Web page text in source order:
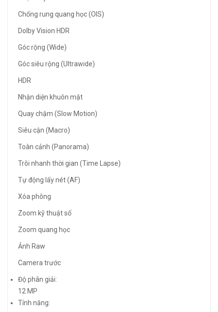
Chống rung quang học (OIS)
Dolby Vision HDR
Góc rộng (Wide)
Góc siêu rộng (Ultrawide)
HDR
Nhận diện khuôn mặt
Quay chậm (Slow Motion)
Siêu cận (Macro)
Toàn cảnh (Panorama)
Trôi nhanh thời gian (Time Lapse)
Tự động lấy nét (AF)
Xóa phông
Zoom kỹ thuật số
Zoom quang học
Ảnh Raw
Camera trước
Độ phân giải:
12 MP
Tính năng: